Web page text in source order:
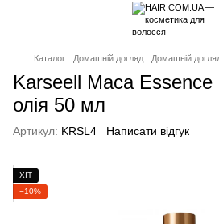
Каталог Домашній догляд Домашній
Karseell Maca Essence
олія 50 мл
Артикул: KRSL4 Написати відгук
ХІТ
−10%